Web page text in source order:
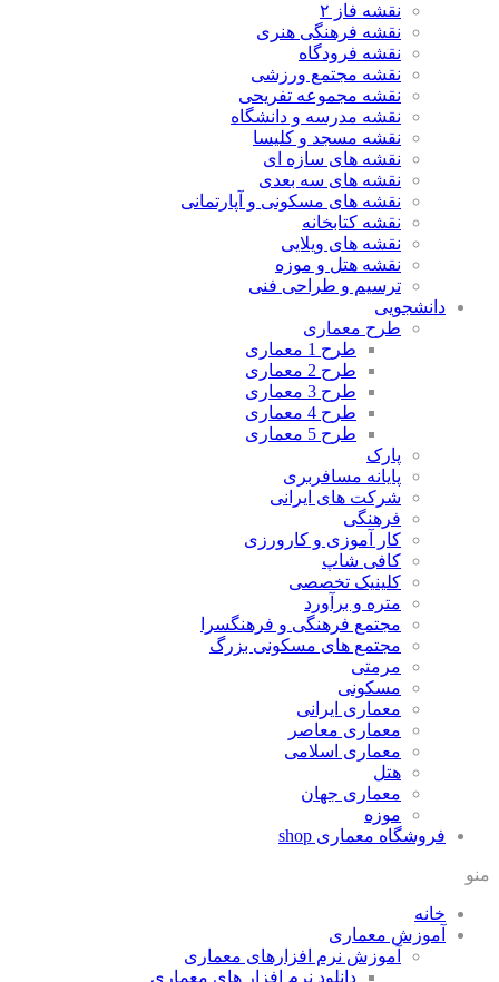
نقشه فاز ۲
نقشه فرهنگی هنری
نقشه فرودگاه
نقشه مجتمع ورزشی
نقشه مجموعه تفریحی
نقشه مدرسه و دانشگاه
نقشه مسجد و کلیسا
نقشه های سازه ای
نقشه های سه بعدی
نقشه های مسکونی و آپارتمانی
نقشه کتابخانه
نقشه های ویلایی
نقشه هتل و موزه
ترسیم و طراحی فنی
دانشجویی
طرح معماری
طرح 1 معماری
طرح 2 معماری
طرح 3 معماری
طرح 4 معماری
طرح 5 معماری
پارک
پایانه مسافربری
شرکت های ایرانی
فرهنگی
کار آموزی و کارورزی
کافی شاپ
کلینیک تخصصی
متره و برآورد
مجتمع فرهنگی و فرهنگسرا
مجتمع های مسکونی بزرگ
مرمتی
مسکونی
معماری ایرانی
معماری معاصر
معماری اسلامی
هتل
معماری جهان
موزه
فروشگاه معماری shop
منو
خانه
آموزش معماری
آموزش نرم افزارهای معماری
دانلود نرم افزار های معماری